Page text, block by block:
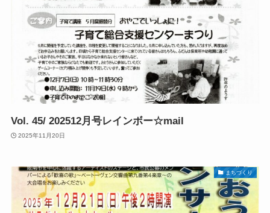
Vol. 45/ 202512月号レインボー☆mail
2025年11月20日
まちづくり